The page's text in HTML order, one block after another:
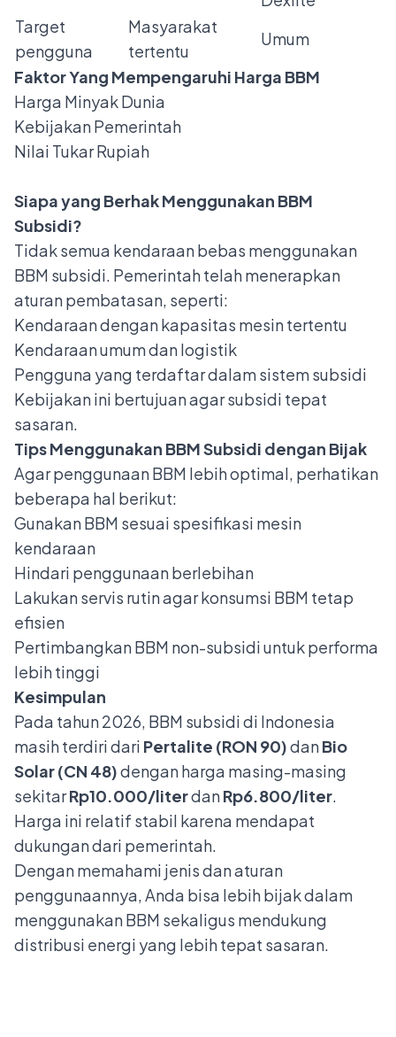
Target
pengguna
Masyarakat
tertentu
Umum
Faktor Yang Mempengaruhi Harga BBM
Harga Minyak Dunia
Kebijakan Pemerintah
Nilai Tukar Rupiah
Siapa yang Berhak Menggunakan BBM
Subsidi?
Tidak semua kendaraan bebas menggunakan
BBM subsidi. Pemerintah telah menerapkan
aturan pembatasan, seperti:
Kendaraan dengan kapasitas mesin tertentu
Kendaraan umum dan logistik
Pengguna yang terdaftar dalam sistem subsidi
Kebijakan ini bertujuan agar subsidi tepat
sasaran.
Tips Menggunakan BBM Subsidi dengan Bijak
Agar penggunaan BBM lebih optimal, perhatikan
beberapa hal berikut:
Gunakan BBM sesuai spesifikasi mesin
kendaraan
Hindari penggunaan berlebihan
Lakukan servis rutin agar konsumsi BBM tetap
efisien
Pertimbangkan BBM non-subsidi untuk performa
lebih tinggi
Kesimpulan
Pada tahun 2026, BBM subsidi di Indonesia
masih terdiri dari Pertalite (RON 90)danBio
Solar (CN 48)dengan harga masing-masing
sekitarRp10.000/literdanRp6.800/liter.
Harga ini relatif stabil karena mendapat
dukungan dari pemerintah.
Dengan memahami jenis dan aturan
penggunaannya, Anda bisa lebih bijak dalam
menggunakan BBM sekaligus mendukung
distribusi energi yang lebih tepat sasaran.